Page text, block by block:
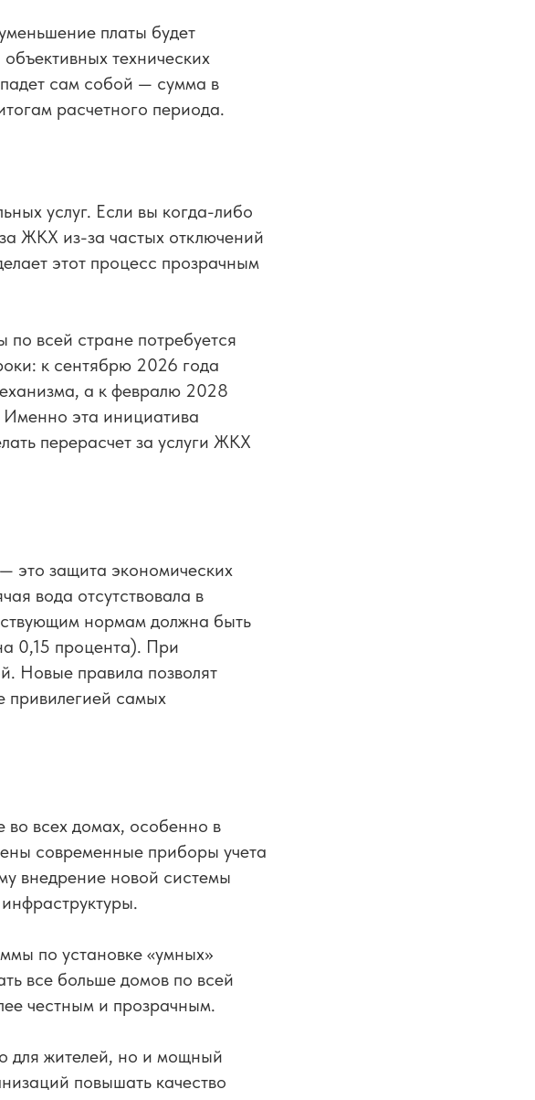
платы будет
технических
сам собой — сумма в
расчетного периода.
услуг. Если вы когда-либо
ЖКХ из-за частых отключений
этот процесс прозрачным
всей стране потребуется
к сентябрю 2026 года
а к февралю 2028
Именно эта инициатива
перерасчет за услуги ЖКХ
это защита экономических
вода отсутствовала в
нормам должна быть
0,15 процента). При
Новые правила позволят
привилегией самых
во всех домах, особенно в
современные приборы учета
внедрение новой системы
по установке «умных»
все больше домов по всей
честным и прозрачным.
для жителей, но и мощный
повышать качество